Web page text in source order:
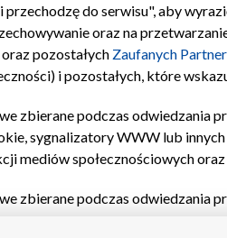
Regulamin
do serwisu", aby
oraz na
oraz pozostałych Zaufanych
i pozostałych, które
zbierane podczas odwiedzania
sygnalizatory WWW lub
mediów społecznościowych
zbierane podczas odwiedzania